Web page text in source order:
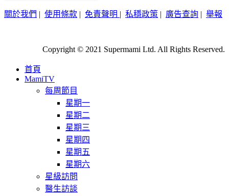
關於我們 | 使用條款 | 免責聲明 | 私穩政策 | 廣告查詢 | 舉報
Copyright © 2021 Supermami Ltd. All Rights Reserved.
首頁
MamiTV
每周節目
星期一
星期二
星期三
星期四
星期五
星期六
星級訪問
醫生訪談